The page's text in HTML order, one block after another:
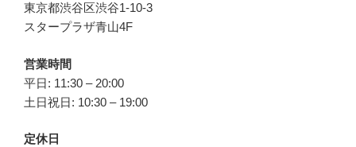
東京都渋谷区渋谷1-10-3
スタープラザ青山4F
営業時間
平日: 11:30 – 20:00
土日祝日: 10:30 – 19:00
定休日